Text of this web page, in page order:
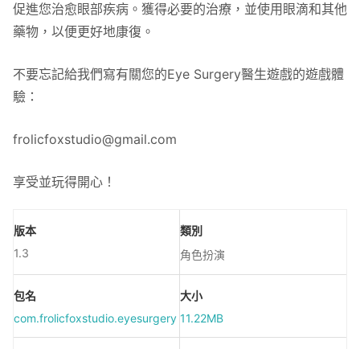
促進您治愈眼部疾病。獲得必要的治療，並使用眼滴和其他
藥物，以便更好地康復。
不要忘記給我們寫有關您的Eye Surgery醫生遊戲的遊戲體
驗：
frolicfoxstudio@gmail.com
享受並玩得開心！
版本
1.3
類別
角色扮演
包名
com.frolicfoxstudio.eyesurgery
大小
11.22MB